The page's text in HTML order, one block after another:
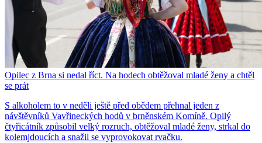
Opilec z Brna si nedal říct. Na hodech obtěžoval mladé ženy a chtěl
se prát
S alkoholem to v neděli ještě před obědem přehnal jeden z
návštěvníků Vavřineckých hodů v brněnském Komíně. Opilý
čtyřicátník způsobil velký rozruch, obtěžoval mladé ženy, strkal do
kolemjdoucích a snažil se vyprovokovat rvačku.